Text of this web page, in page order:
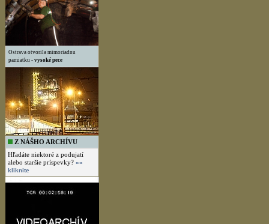
Ostrava otvorila mimoriadnu
pamiatku - vysoké pece
Z NÁŠHO ARCHÍVU
Hľadáte niektoré z podujatí
alebo staršie príspevky? »»
kliknite